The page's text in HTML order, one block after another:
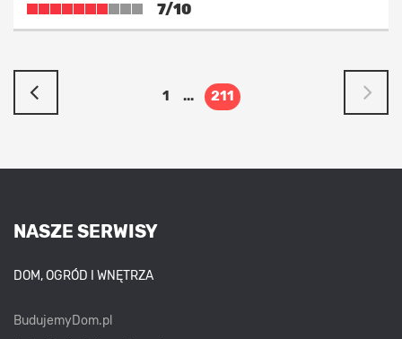
7/10
1 ... 211
NASZE SERWISY
DOM, OGRÓD I WNĘTRZA
BudujemyDom.pl